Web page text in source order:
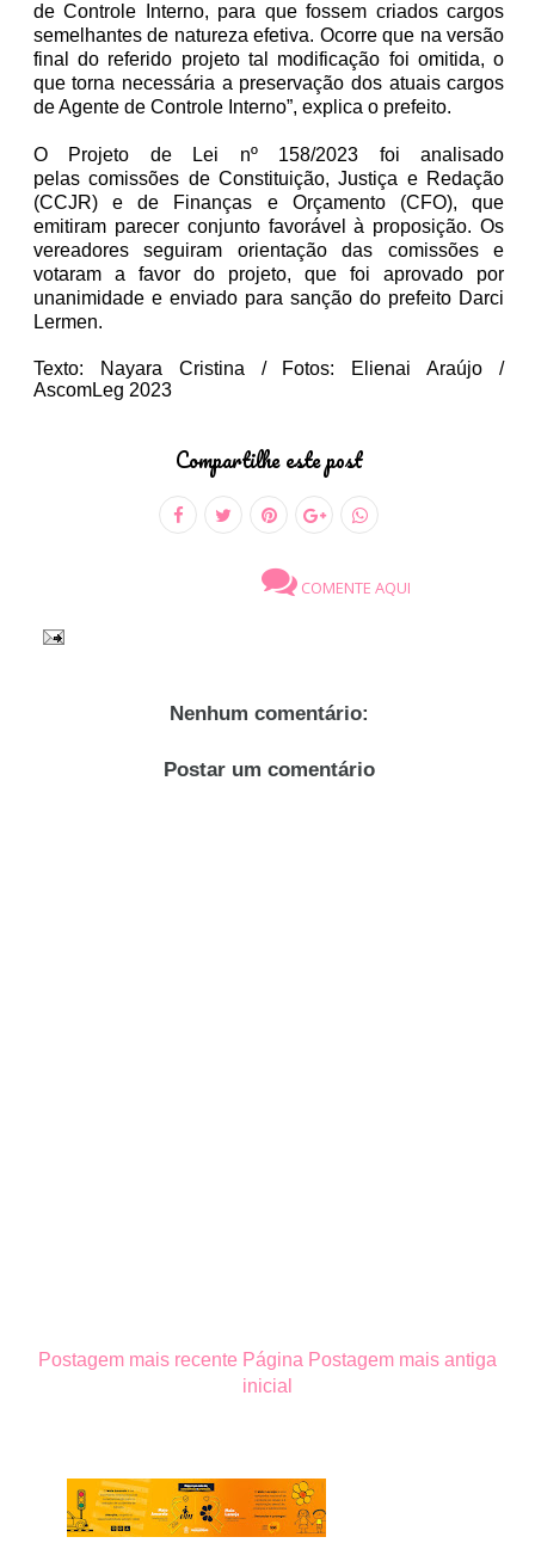
de Controle Interno, para que fossem criados cargos
semelhantes de natureza efetiva. Ocorre que na versão
final do referido projeto tal modificação foi omitida, o
que torna necessária a preservação dos atuais cargos
de Agente de Controle Interno”, explica o prefeito.
O Projeto de Lei nº 158/2023 foi analisado
pelascomissões de Constituição, Justiça e Redação
(CCJR) e de Finanças e Orçamento (CFO), que
emitiram parecer conjunto favorável à proposição. Os
vereadores seguiram orientação das comissões e
votaram a favor do projeto, que foi aprovado por
unanimidade e enviado para sanção do prefeito Darci
Lermen.
Texto: Nayara Cristina / Fotos: Elienai Araújo /
AscomLeg 2023
Compartilhe este post
COMENTE AQUI
Nenhum comentário:
Postar um comentário
Postagem mais recente Postagem mais antiga
Página
inicial